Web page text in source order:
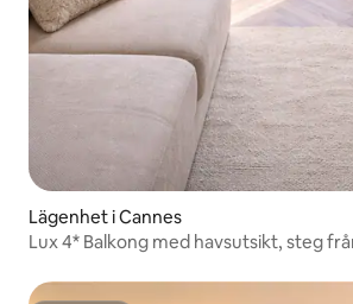
Lägenhet i Cannes
Lux 4* Balkong med havsutsikt, steg